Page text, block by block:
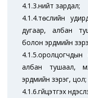
4.1.3.нийт зардал;
4.1.4.төслийн
дугаар, албан
болон эрдмийн
албан тушаал,
эрдмийн зэрэг, цол;
4.1.6.гүйцэтгэх